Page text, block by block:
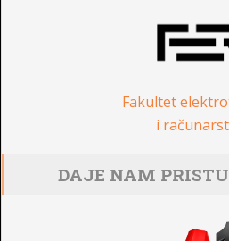
Fakultet
i
DAJE NAM